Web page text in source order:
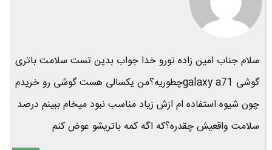
سلام جناب امین زاده تورو خدا جواب بدین تست سلامت باتری
گوشی galaxy a71چطوریه؟من یکسالی هست گوشی رو خریدم
چون شیوه استفاده ام ازش زیاد مناسب نبود میخام ببینم درصد
سلامت واقعیش چقدره؟که اگه کمه باتریشو عوض کنم